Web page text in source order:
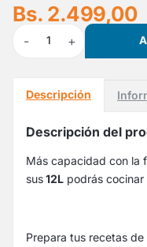
Bs. 2.499,00
- 1 +
Descripción
Descripción del
Más capacidad con la
sus12L podrás cocinar
Prepara tus recetas